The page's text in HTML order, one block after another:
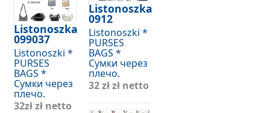
Listonoszka
099037
Listonoszki *
PURSES
BAGS *
Сумки через
плечо.
32złzł netto
Listonoszka
0912
Listonoszki *
PURSES
BAGS *
Сумки через
плечо.
32 złzł netto